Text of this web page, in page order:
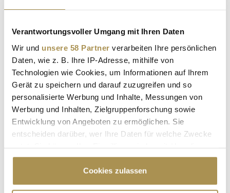
Verantwortungsvoller Umgang mit Ihren Daten
Wir und unsere 58 Partner verarbeiten Ihre persönlichen
Daten, wie z. B. Ihre IP-Adresse, mithilfe von
Technologien wie Cookies, um Informationen auf Ihrem
Gerät zu speichern und darauf zuzugreifen und so
personalisierte Werbung und Inhalte, Messungen von
Werbung und Inhalten, Zielgruppenforschung sowie
Entwicklung von Angeboten zu ermöglichen. Sie
entscheiden darüber, wer Ihre Daten für welche Zwecke
Cookie-Erklärung oder durch Klicken auf das Privacy
Trigger Symbol ändern oder widerrufen
Cookies zulassen